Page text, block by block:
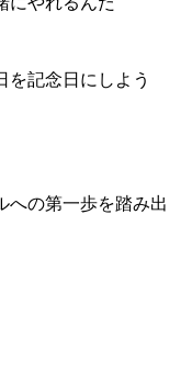
を記念日にしよう
への第一歩を踏み出